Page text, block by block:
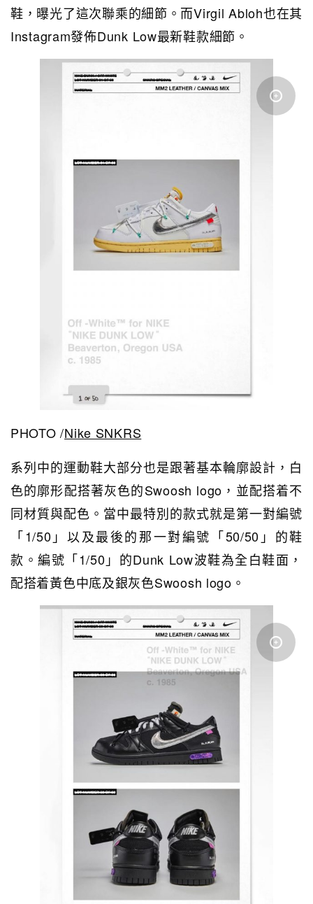
鞋，曝光了這次聯乘的細節。而Virgil Abloh也在其
Instagram發佈Dunk Low最新鞋款細節。
PHOTO /Nike SNKRS
系列中的運動鞋大部分也是跟著基本輪廓設計，白
色的廓形配搭著灰色的Swoosh logo，並配搭着不
同材質與配色。當中最特別的款式就是第一對編號
「1/50」以及最後的那一對編號「50/50」的鞋
款。編號「1/50」的Dunk Low波鞋為全白鞋面，
配搭着黃色中底及銀灰色Swoosh logo。